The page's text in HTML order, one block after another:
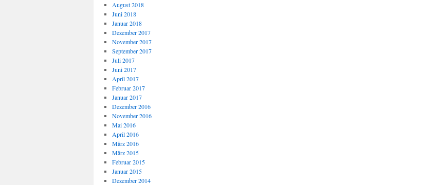
August 2018
Juni 2018
Januar 2018
Dezember 2017
November 2017
September 2017
Juli 2017
Juni 2017
April 2017
Februar 2017
Januar 2017
Dezember 2016
November 2016
Mai 2016
April 2016
März 2016
März 2015
Februar 2015
Januar 2015
Dezember 2014